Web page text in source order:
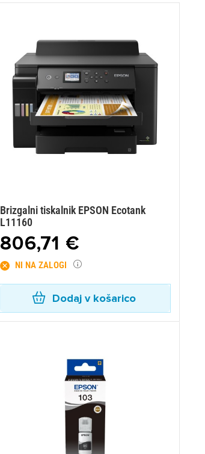
Brizgalni tiskalnik EPSON Ecotank
L11160
806,71 €
NI NA ZALOGI
Dodaj v košarico